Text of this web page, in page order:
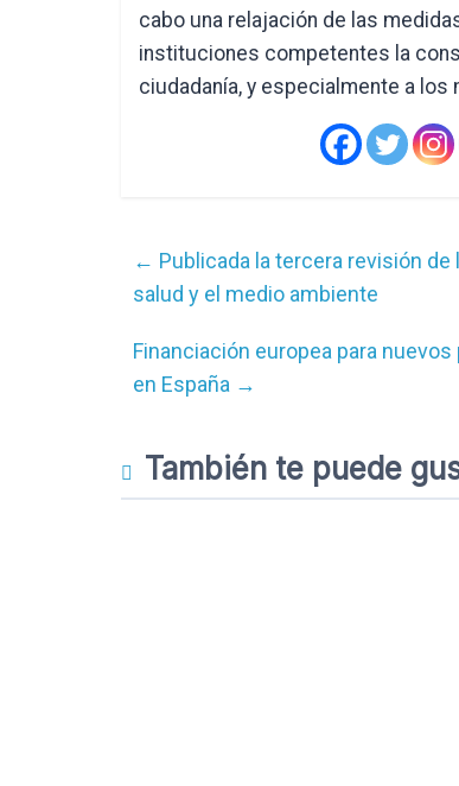
cabo una relajación de las
instituciones competentes la
ciudadanía, y especialmente a los
← Publicada la tercera revisión
salud y el medio ambiente
Financiación europea para
en España →
También te puede